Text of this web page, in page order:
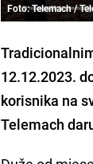
Foto: Telemach /
12.12.2023.
korisnika na
Telemach